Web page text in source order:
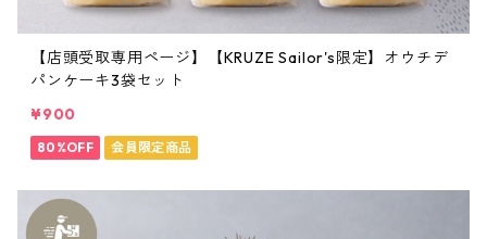
【店頭受取専用ページ】【KRUZE Sailor's限定】オウチデ
パンケーキ3袋セット
¥900
80%OFF 会員限定商品